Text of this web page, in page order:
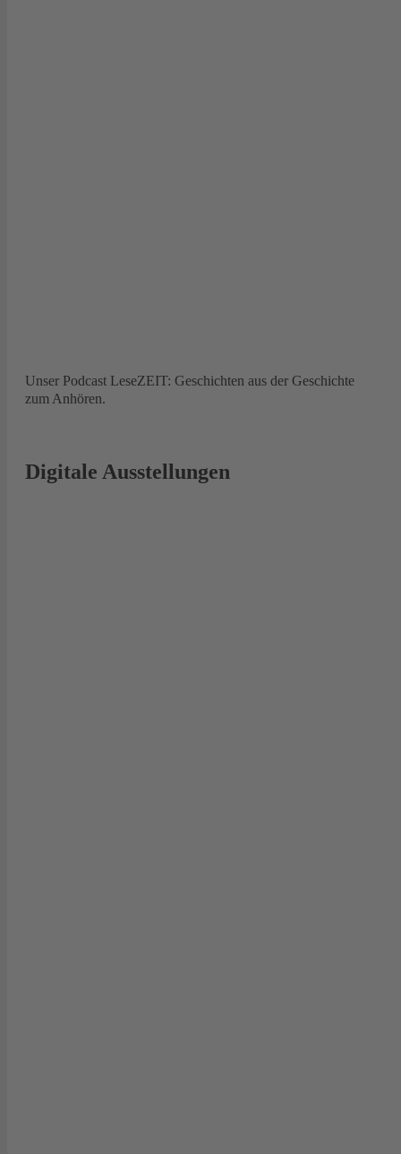
Unser Podcast LeseZEIT: Geschichten aus der Geschichte
zum Anhören.
Digitale Ausstellungen